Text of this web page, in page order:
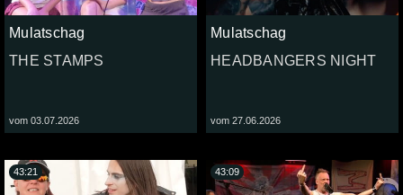
Mulatschag
THE STAMPS
vom 03.07.2026
Mulatschag
HEADBANGERS NIGHT
vom 27.06.2026
43:21 43:09